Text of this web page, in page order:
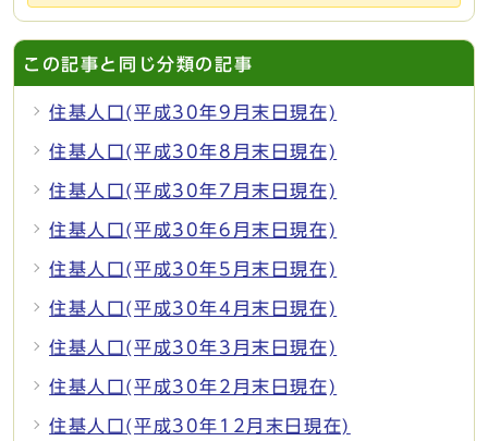
この記事と同じ分類の記事
住基人口(平成30年9月末日現在)
住基人口(平成30年8月末日現在)
住基人口(平成30年7月末日現在)
住基人口(平成30年6月末日現在)
住基人口(平成30年5月末日現在)
住基人口(平成30年4月末日現在)
住基人口(平成30年3月末日現在)
住基人口(平成30年2月末日現在)
住基人口(平成30年12月末日現在)